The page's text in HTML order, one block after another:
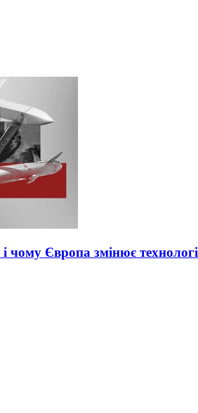
чому Європа змінює